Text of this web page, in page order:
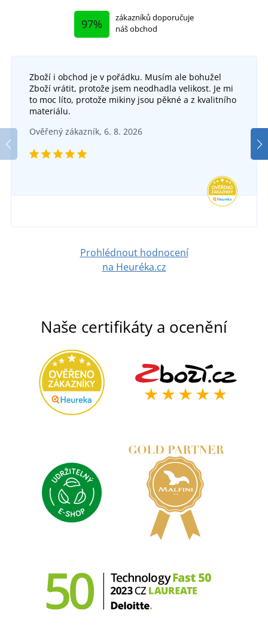
97%
zákazníků doporučuje
náš obchod
Zboží i obchod je v pořádku. Musím ale bohužel
Zboží vrátit, protože jsem neodhadla velikost. Je mi
to moc líto, protože mikiny jsou pěkné a z kvalitního
materiálu.
Ověřený zákazník, 6. 8. 2026
Prohlédnout hodnocení
na Heuréka.cz
Naše certifikáty a ocenění